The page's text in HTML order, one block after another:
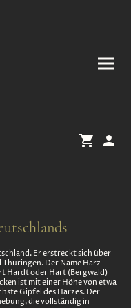
Er erstreckt sich über
Der Name Harz
Hardt oder Hart (Bergwald)
ist mit einer Höhe von etwa
Gipfel des Harzes. Der
die vollständig in